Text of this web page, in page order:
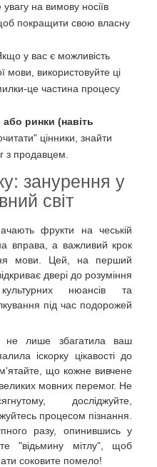
на вимову носіїв
покращити свою власну
у вас є можливість
мови, використовуйте ці
це частина процесу
або ринки (навіть
цінники, знайти
з продавцем.
занурення у
світ
фрукти на чеській
вправа, а важливий крок
мови. Цей, на перший
двері до розуміння
нюансів та
під час подорожей
не лише збагатила ваш
іскорку цікавості до
що кожне вивчене
мовних перемог. Не
досліджуйте,
процесом пізнання.
разу, опинившись у
"відьмину мітлу", щоб
соковите помело!